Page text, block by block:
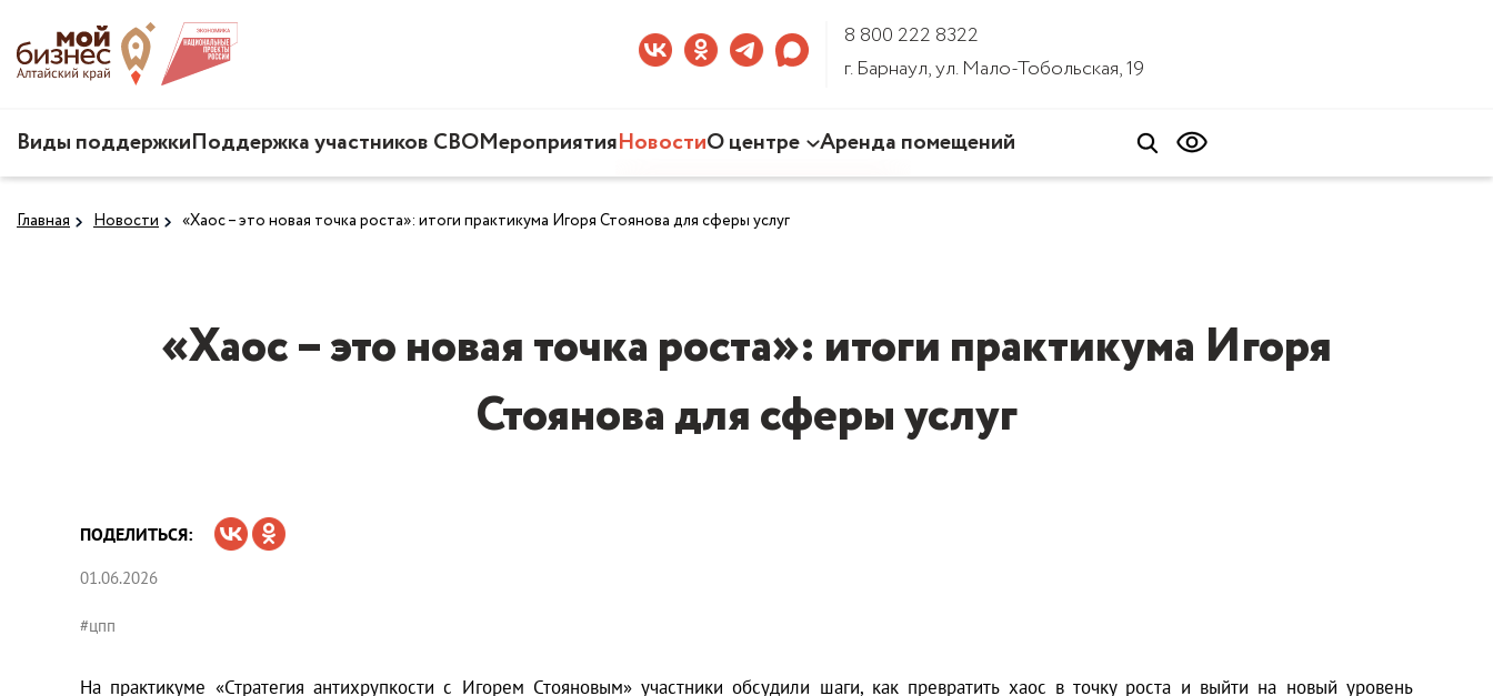
8 800 222 8322
г. Барнаул, ул. Мало-Тобольская, 19
Виды поддержкиПоддержка участников СВОМероприятияНовостиО центре
Команда Центра
Аренда помещений
Главная Новости «Хаос – это новая точка роста»: итоги практикума Игоря Стоянова для сферы услуг
«Хаос – это новая точка роста»: итоги практикума Игоря
Стоянова для сферы услуг
ПОДЕЛИТЬСЯ:
01.06.2026
#цпп
На практикуме «Стратегия антихрупкости с Игорем Стояновым» участники обсудили шаги, как превратить хаос в точку роста и выйти на новый уровень